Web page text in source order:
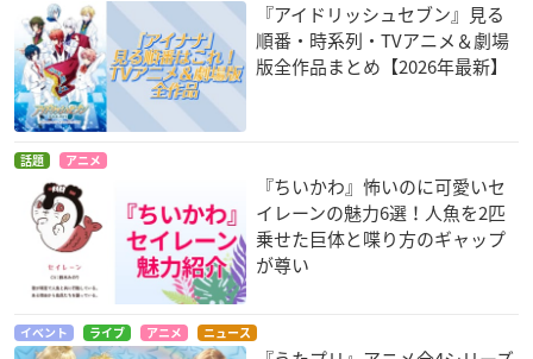
『アイドリッシュセブン』見る
順番・時系列・TVアニメ＆劇場
版全作品まとめ【2026年最新】
話題 アニメ
『ちいかわ』怖いのに可愛いセ
イレーンの魅力6選！人魚を2匹
乗せた巨体と喋り方のギャップ
が尊い
イベント ライブ アニメ ニュース